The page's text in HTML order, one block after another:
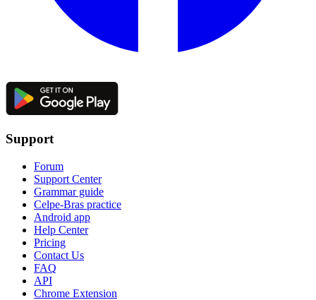
Support
Forum
Support Center
Grammar guide
Celpe-Bras practice
Android app
Help Center
Pricing
Contact Us
FAQ
API
Chrome Extension